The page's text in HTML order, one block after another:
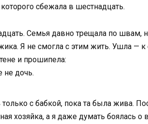
сбежала в шестнадцать.
Семья давно трещала по швам,
Я не смогла с этим жить. Ушла — к
и прошипела:
не дочь.
с бабкой, пока та была жива.
хозяйка, а я даже думать боялась о